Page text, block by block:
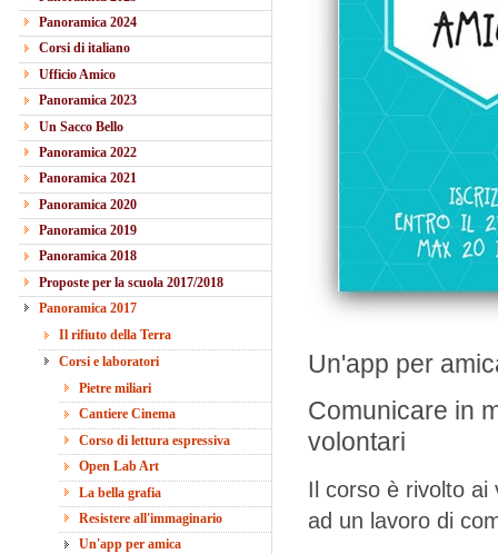
Panoramica 2024
Corsi di italiano
Ufficio Amico
Panoramica 2023
Un Sacco Bello
Panoramica 2022
Panoramica 2021
Panoramica 2020
Panoramica 2019
Panoramica 2018
Proposte per la scuola 2017/2018
Panoramica 2017
Il rifiuto della Terra
Corsi e laboratori
Pietre miliari
Cantiere Cinema
Corso di lettura espressiva
Open Lab Art
La bella grafia
Resistere all'immaginario
Un'app per amica
Un'app per
Comunicare in
volontari
Il corso è rivolto ai
ad un lavoro di